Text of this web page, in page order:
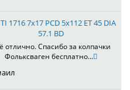
1716 7x17 PCD 5x112 ET 45 DIA
57.1 BD
отлично. Спасибо за колпачки
Фольксваген бесплатно...